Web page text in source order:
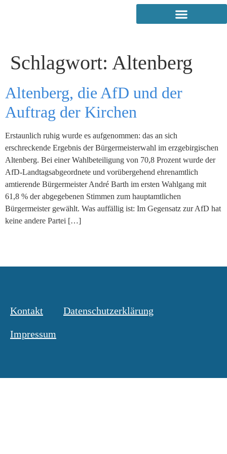
Schlagwort: Altenberg
Altenberg, die AfD und der
Auftrag der Kirchen
Erstaunlich ruhig wurde es aufgenommen: das an sich
erschreckende Ergebnis der Bürgermeisterwahl im erzgebirgischen
Altenberg. Bei einer Wahlbeteiligung von 70,8 Prozent wurde der
AfD-Landtagsabgeordnete und vorübergehend ehrenamtlich
amtierende Bürgermeister André Barth im ersten Wahlgang mit
61,8 % der abgegebenen Stimmen zum hauptamtlichen
Bürgermeister gewählt. Was auffällig ist: Im Gegensatz zur AfD hat
keine andere Partei […]
Kontakt Datenschutzerklärung
Impressum